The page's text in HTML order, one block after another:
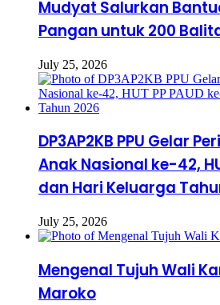
Mudyat Salurkan
Pangan untuk 200
July 25, 2026
DP3AP2KB PPU Gelar
Anak Nasional ke-42,
dan Hari Keluarga
July 25, 2026
Mengenal Tujuh Wali
Maroko